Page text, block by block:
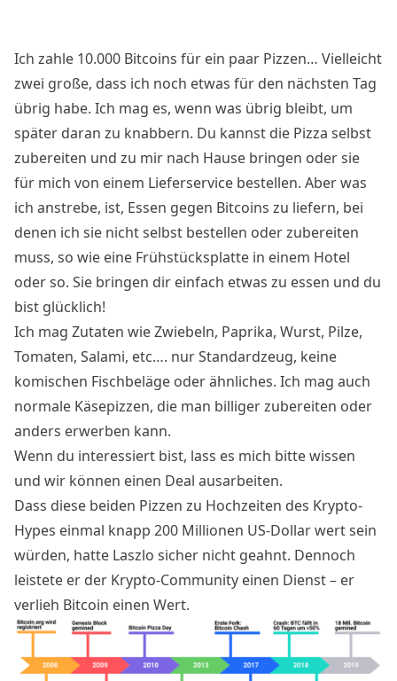
Ich zahle 10.000 Bitcoins für ein paar Pizzen… Vielleicht
zwei große, dass ich noch etwas für den nächsten Tag
übrig habe. Ich mag es, wenn was übrig bleibt, um
später daran zu knabbern. Du kannst die Pizza selbst
zubereiten und zu mir nach Hause bringen oder sie
für mich von einem Lieferservice bestellen. Aber was
ich anstrebe, ist, Essen gegen Bitcoins zu liefern, bei
denen ich sie nicht selbst bestellen oder zubereiten
muss, so wie eine Frühstücksplatte in einem Hotel
oder so. Sie bringen dir einfach etwas zu essen und du
bist glücklich!
Ich mag Zutaten wie Zwiebeln, Paprika, Wurst, Pilze,
Tomaten, Salami, etc…. nur Standardzeug, keine
komischen Fischbeläge oder ähnliches. Ich mag auch
normale Käsepizzen, die man billiger zubereiten oder
anders erwerben kann.
Wenn du interessiert bist, lass es mich bitte wissen
und wir können einen Deal ausarbeiten.
Dass diese beiden Pizzen zu Hochzeiten des Krypto-
Hypes einmal knapp 200 Millionen US-Dollar wert sein
würden, hatte Laszlo sicher nicht geahnt. Dennoch
leistete er der Krypto-Community einen Dienst – er
verlieh Bitcoin einen Wert.